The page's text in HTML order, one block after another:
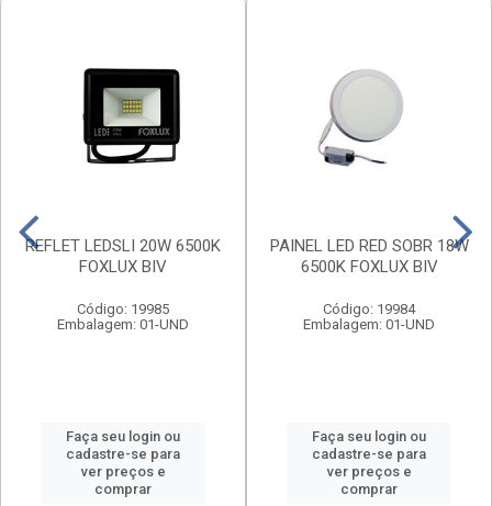
REFLET LEDSLI 20W 6500K
FOXLUX BIV
Código: 19985
Embalagem: 01-UND
Faça seu login ou
cadastre-se para
ver preços e
comprar
PAINEL LED RED SOBR 18W
6500K FOXLUX BIV
Código: 19984
Embalagem: 01-UND
Faça seu login ou
cadastre-se para
ver preços e
comprar